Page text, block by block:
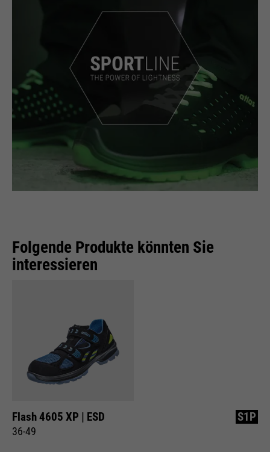
Folgende Produkte könnten Sie
interessieren
Flash 4605 XP | ESD
36-49
S1P